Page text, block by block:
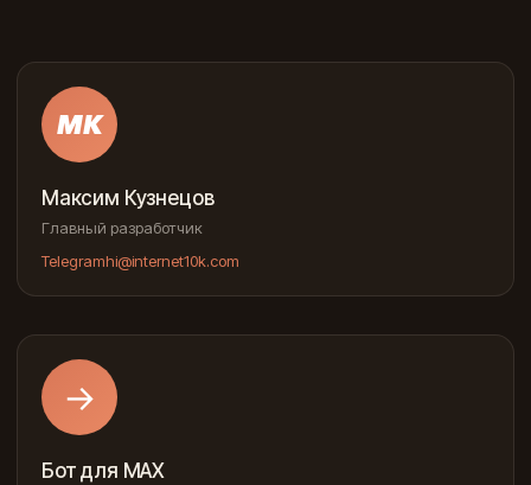
МК
Максим Кузнецов
Главный разработчик
Telegramhi@internet10k.com
→
Бот для MAX